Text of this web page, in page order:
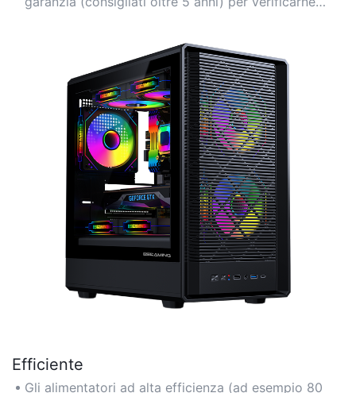
Efficiente
Gli alimentatori ad alta efficienza (ad esempio 80